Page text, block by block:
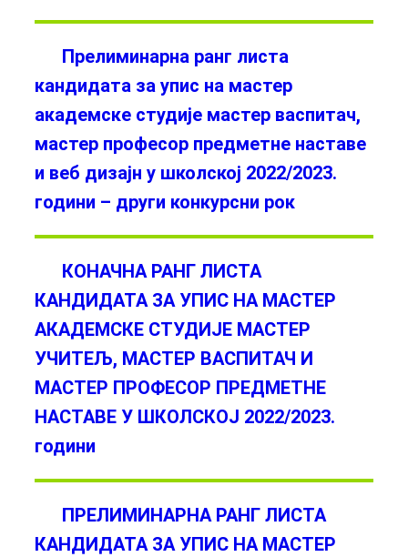
Прелиминарна ранг листа
кандидата за упис на мастер
академске студије мастер васпитач,
мастер професор предметне наставе
и веб дизајн у школској 2022/2023.
години – други конкурсни рок
КОНАЧНА РАНГ ЛИСТА
КАНДИДАТА ЗА УПИС НА МАСТЕР
АКАДЕМСКЕ СТУДИЈЕ МАСТЕР
УЧИТЕЉ, МАСТЕР ВАСПИТАЧ И
МАСТЕР ПРОФЕСОР ПРЕДМЕТНЕ
НАСТАВЕ У ШКОЛСКОЈ 2022/2023.
години
ПРЕЛИМИНАРНА РАНГ ЛИСТА
КАНДИДАТА ЗА УПИС НА МАСТЕР